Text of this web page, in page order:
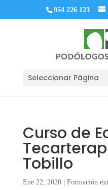
954 226 123
Seleccionar Página
Curso de
Tobillo
Ene 22, 2020| Formación